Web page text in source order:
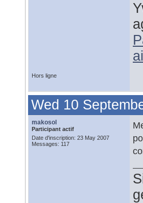
Hors ligne
Wed 10
makosol
Participant actif
Date d'inscription: 23 May 2007
Messages: 117